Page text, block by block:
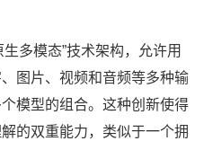
多模态”技术架构，允许用
图片、视频和音频等多种输
模型的组合。这种创新使得
的双重能力，类似于一个拥